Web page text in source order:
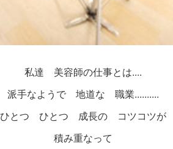
私達 美容師の仕事とは....
派手なようで 地道な 職業..........
ひとつ ひとつ 成長の コツコツが
積み重なって